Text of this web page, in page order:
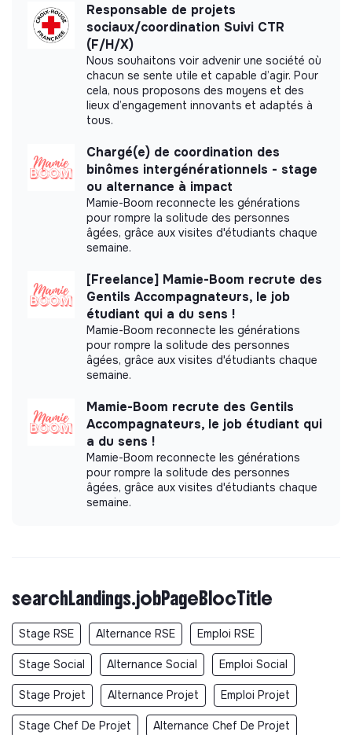
Responsable de projets
sociaux/coordination Suivi CTR
(F/H/X)
Nous souhaitons voir advenir une société où
chacun se sente utile et capable d’agir. Pour
cela, nous proposons des moyens et des
lieux d’engagement innovants et adaptés à
tous.
Chargé(e) de coordination des
binômes intergénérationnels - stage
ou alternance à impact
Mamie-Boom reconnecte les générations
pour rompre la solitude des personnes
âgées, grâce aux visites d'étudiants chaque
semaine.
[Freelance] Mamie-Boom recrute des
Gentils Accompagnateurs, le job
étudiant qui a du sens !
Mamie-Boom reconnecte les générations
pour rompre la solitude des personnes
âgées, grâce aux visites d'étudiants chaque
semaine.
Mamie-Boom recrute des Gentils
Accompagnateurs, le job étudiant qui
a du sens !
Mamie-Boom reconnecte les générations
pour rompre la solitude des personnes
âgées, grâce aux visites d'étudiants chaque
semaine.
searchLandings.jobPageBlocTitle
Stage RSE Alternance RSE Emploi RSE
Stage Social Alternance Social Emploi Social
Stage Projet Alternance Projet Emploi Projet
Stage Chef De Projet Alternance Chef De Projet